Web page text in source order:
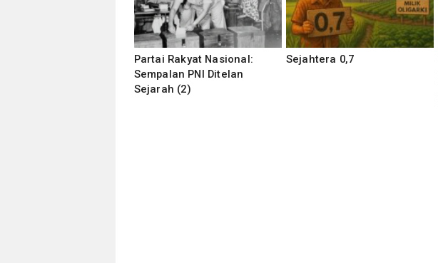
Partai Rakyat Nasional:
Sempalan PNI Ditelan
Sejarah (2)
Sejahtera 0,7